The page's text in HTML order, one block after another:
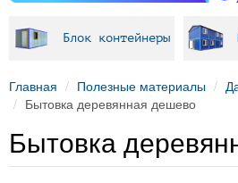
Блок контейнеры
Главная Полезные материалы
Бытовка деревянная дешево
Бытовка